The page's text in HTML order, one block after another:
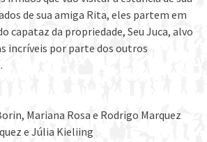
de sua amiga Rita, eles partem em
capataz da propriedade, Seu Juca, alvo
incríveis por parte dos outros
Mariana Rosa e Rodrigo Marquez
e Júlia Kieliing